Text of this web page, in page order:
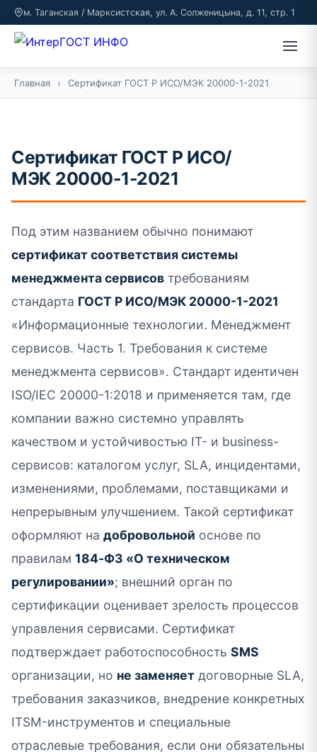
м. Таганская / Марксистская, ул. А. Солженицына, д. 11, стр. 1
Главная › Сертификат ГОСТ Р ИСО/МЭК 20000-1-2021
Сертификат ГОСТ Р ИСО/
МЭК 20000-1-2021
Под этим названием обычно понимают
сертификат соответствия системы
менеджмента сервисов требованиям
стандарта ГОСТ Р ИСО/МЭК 20000-1-2021
«Информационные технологии. Менеджмент
сервисов. Часть 1. Требования к системе
менеджмента сервисов». Стандарт идентичен
ISO/IEC 20000-1:2018 и применяется там, где
компании важно системно управлять
качеством и устойчивостью IT- и business-
сервисов: каталогом услуг, SLA, инцидентами,
изменениями, проблемами, поставщиками и
непрерывным улучшением. Такой сертификат
оформляют на добровольной основе по
правилам 184‑ФЗ «О техническом
регулировании»; внешний орган по
сертификации оценивает зрелость процессов
управления сервисами. Сертификат
подтверждает работоспособность SMS
организации, но не заменяет договорные SLA,
требования заказчиков, внедрение конкретных
ITSM-инструментов и специальные
отраслевые требования, если они обязательны